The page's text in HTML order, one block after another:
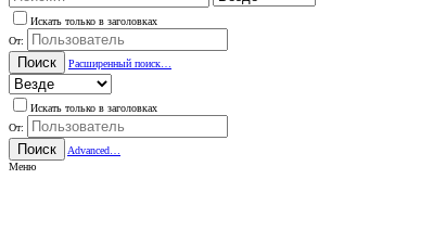
Искать только в заголовках
От:
Поиск Расширенный поиск…
Искать только в заголовках
От:
Поиск
Advanced…
Меню